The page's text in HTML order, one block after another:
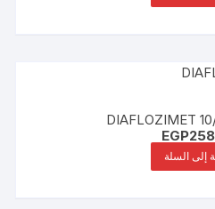
DIAFLOZIMET
EGP
إلى السلة